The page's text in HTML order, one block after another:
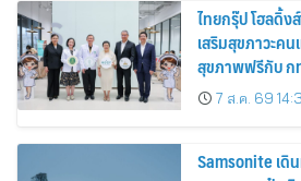
ไทยกรุ๊ป โฮลดิ้
เสริมสุขภาวะค
สุขภาพฟรีกับ ก
7 ส.ค. 69
Samsonite เดิ